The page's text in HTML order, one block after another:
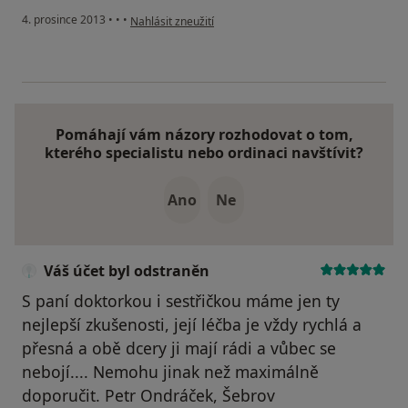
4. prosince 2013 • • • podle názoru uživatele Váš účet byl odstraněn
Nahlásit zneužití
Pomáhají vám názory rozhodovat o tom,
kterého specialistu nebo ordinaci navštívit?
Ano Ne
Váš účet byl odstraněn
S paní doktorkou i sestřičkou máme jen ty
nejlepší zkušenosti, její léčba je vždy rychlá a
přesná a obě dcery ji mají rádi a vůbec se
nebojí.... Nemohu jinak než maximálně
doporučit. Petr Ondráček, Šebrov